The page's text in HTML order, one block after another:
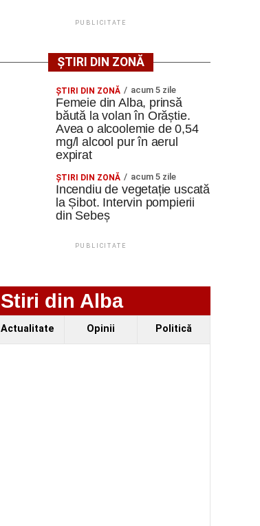
PUBLICITATE
ȘTIRI DIN ZONĂ
ŞTIRI DIN ZONĂ acum 5 zile
Femeie din Alba, prinsă
băută la volan în Orăștie.
Avea o alcoolemie de 0,54
mg/l alcool pur în aerul
expirat
ŞTIRI DIN ZONĂ acum 5 zile
Incendiu de vegetație uscată
la Șibot. Intervin pompierii
din Sebeș
PUBLICITATE
Stiri din Alba
Actualitate Opinii Politică